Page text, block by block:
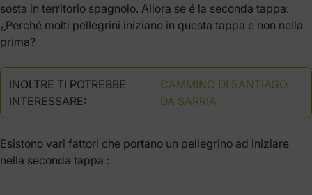
sosta in territorio spagnolo. Allora se é la seconda tappa:
¿Perché molti pellegrini iniziano in questa tappa e non nella
prima?
INOLTRE TI POTREBBE
INTERESSARE:
CAMMINO DI SANTIAGO
DA SARRIA
Esistono vari fattori che portano un pellegrino ad iniziare
nella seconda tappa :